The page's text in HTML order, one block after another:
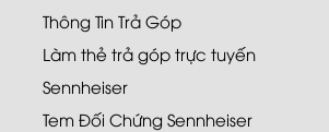
Thông Tin Trả Góp
Làm thẻ trả góp trực tuyến
Sennheiser
Tem Đối Chứng Sennheiser